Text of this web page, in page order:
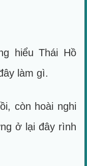
hiểu Thái Hồ
làm gì.
còn hoài nghi
ở lại đây rình